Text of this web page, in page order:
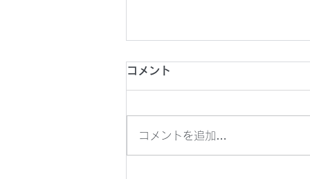
2026年8月1日(土) 第26回
東京都フットサルチャレンジ
U18
都フットサルチャレンジU18 @
駒沢屋内球技場 8分ハーフ
コメント
コメントを追加…